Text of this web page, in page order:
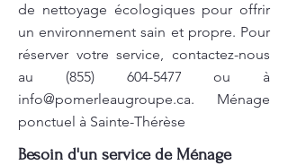
de nettoyage écologiques pour offrir
un environnement sain et propre. Pour
réserver votre service, contactez-nous
au (855) 604-5477 ou à
info@pomerleaugroupe.ca. Ménage
ponctuel à Sainte-Thérèse
Besoin d'un service de Ménage